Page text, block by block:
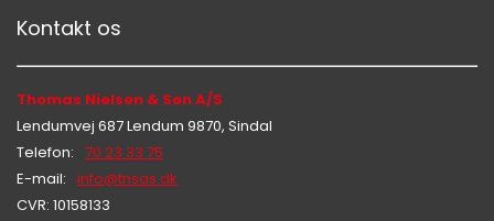
Kontakt os
Thomas Nielsen & Søn A/S
Lendumvej 687 Lendum 9870, Sindal
Telefon: 70 23 33 75
E-mail: info@tnsas.dk
CVR: 10158133